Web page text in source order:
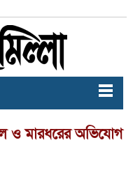
ও মারধরের অভিযোগ